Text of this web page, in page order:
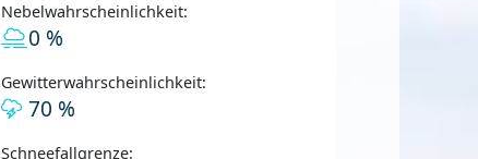
Nebelwahrscheinlichkeit:
0 %
Gewitterwahrscheinlichkeit:
70 %
Schneefallgrenze: